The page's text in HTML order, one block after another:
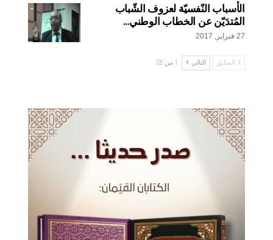
الأسباب النّفسيّة لعزوف الشّباب
المُتدَيّن عن الخطاب الوطني…
27 فبراير, 2017
السابق التالي 1 من 135